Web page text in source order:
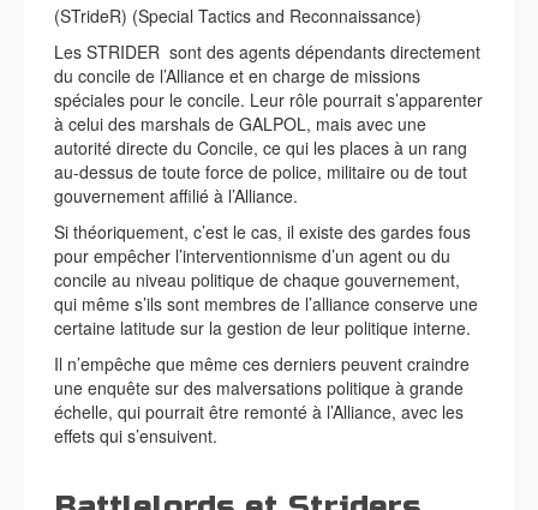
(STrideR) (Special Tactics and Reconnaissance)
Les STRIDER sont des agents dépendants directement
du concile de l’Alliance et en charge de missions
spéciales pour le concile. Leur rôle pourrait s’apparenter
à celui des marshals de GALPOL, mais avec une
autorité directe du Concile, ce qui les places à un rang
au-dessus de toute force de police, militaire ou de tout
gouvernement affilié à l’Alliance.
Si théoriquement, c’est le cas, il existe des gardes fous
pour empêcher l’interventionnisme d’un agent ou du
concile au niveau politique de chaque gouvernement,
qui même s’ils sont membres de l’alliance conserve une
certaine latitude sur la gestion de leur politique interne.
Il n’empêche que même ces derniers peuvent craindre
une enquête sur des malversations politique à grande
échelle, qui pourrait être remonté à l’Alliance, avec les
effets qui s’ensuivent.